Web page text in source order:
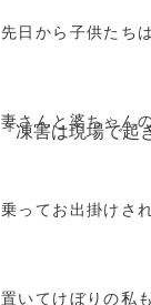
『凍害は現場で起
先日から子供たち
妻さんと婆ちゃん
乗ってお出掛けさ
置いてけぼりの私